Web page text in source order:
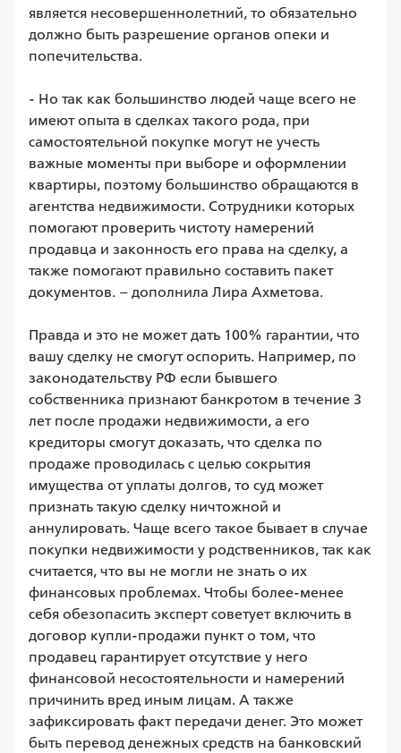
является несовершеннолетний, то обязательно
должно быть разрешение органов опеки и
попечительства.
- Но так как большинство людей чаще всего не
имеют опыта в сделках такого рода, при
самостоятельной покупке могут не учесть
важные моменты при выборе и оформлении
квартиры, поэтому большинство обращаются в
агентства недвижимости. Сотрудники которых
помогают проверить чистоту намерений
продавца и законность его права на сделку, а
также помогают правильно составить пакет
документов. – дополнила Лира Ахметова.
Правда и это не может дать 100% гарантии, что
вашу сделку не смогут оспорить. Например, по
законодательству РФ если бывшего
собственника признают банкротом в течение 3
лет после продажи недвижимости, а его
кредиторы смогут доказать, что сделка по
продаже проводилась с целью сокрытия
имущества от уплаты долгов, то суд может
признать такую сделку ничтожной и
аннулировать. Чаще всего такое бывает в случае
покупки недвижимости у родственников, так как
считается, что вы не могли не знать о их
финансовых проблемах. Чтобы более-менее
себя обезопасить эксперт советует включить в
договор купли-продажи пункт о том, что
продавец гарантирует отсутствие у него
финансовой несостоятельности и намерений
причинить вред иным лицам. А также
зафиксировать факт передачи денег. Это может
быть перевод денежных средств на банковский